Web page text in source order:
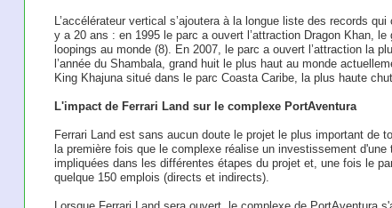
L’accélérateur vertical s’ajoutera à la longue liste des records
y a 20 ans : en 1995 le parc a ouvert l’attraction Dragon Khan,
loopings au monde (8). En 2007, le parc a ouvert l’attraction la
l’année du Shambala, grand huit le plus haut au monde
King Khajuna situé dans le parc Coasta Caribe, la plus haute
L'impact de Ferrari Land sur le complexe PortAventura
Ferrari Land est sans aucun doute le projet le plus important de
la première fois que le complexe réalise un investissement
impliquées dans les différentes étapes du projet et, une fois le
quelque 150 emplois (directs et indirects).